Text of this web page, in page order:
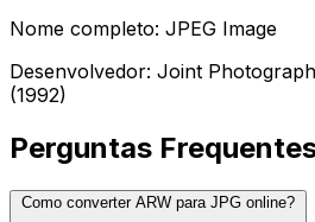
Nome completo: JPEG Image
Desenvolvedor: Joint
(1992)
Perguntas
Como converter ARW para JPG online?